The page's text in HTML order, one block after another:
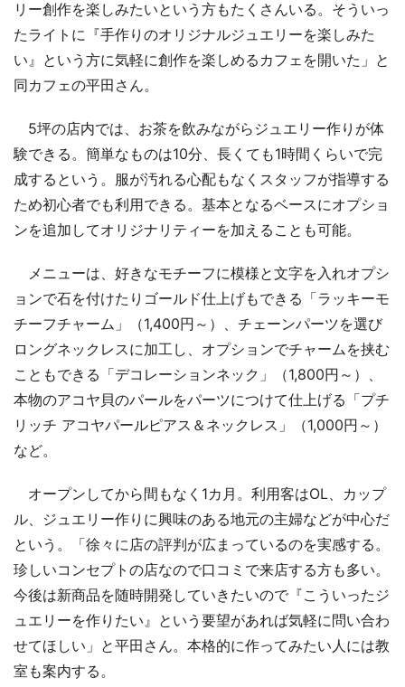
リー創作を楽しみたいという方もたくさんいる。そういっ
たライトに『手作りのオリジナルジュエリーを楽しみた
い』という方に気軽に創作を楽しめるカフェを開いた」と
同カフェの平田さん。
5坪の店内では、お茶を飲みながらジュエリー作りが体
験できる。簡単なものは10分、長くても1時間くらいで完
成するという。服が汚れる心配もなくスタッフが指導する
ため初心者でも利用できる。基本となるベースにオプショ
ンを追加してオリジナリティーを加えることも可能。
メニューは、好きなモチーフに模様と文字を入れオプシ
ョンで石を付けたりゴールド仕上げもできる「ラッキーモ
チーフチャーム」（1,400円～）、チェーンパーツを選び
ロングネックレスに加工し、オプションでチャームを挟む
こともできる「デコレーションネック」（1,800円～）、
本物のアコヤ貝のパールをパーツにつけて仕上げる「プチ
リッチ アコヤパールピアス＆ネックレス」（1,000円～）
など。
オープンしてから間もなく1カ月。利用客はOL、カップ
ル、ジュエリー作りに興味のある地元の主婦などが中心だ
という。「徐々に店の評判が広まっているのを実感する。
珍しいコンセプトの店なので口コミで来店する方も多い。
今後は新商品を随時開発していきたいので『こういったジ
ュエリーを作りたい』という要望があれば気軽に問い合わ
せてほしい」と平田さん。本格的に作ってみたい人には教
室も案内する。